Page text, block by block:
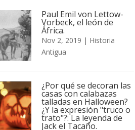
Paul Emil von Lettow-
Vorbeck, el león de
África.
Nov 2, 2019 | Historia
Antigua
¿Por qué se decoran las
casas con calabazas
talladas en Halloween?
¿Y la expresión "truco o
trato"?: La leyenda de
Jack el Tacaño.